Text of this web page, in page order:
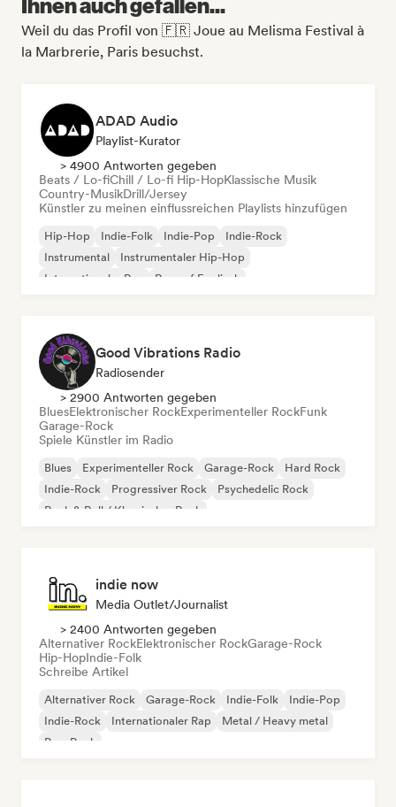
Weil du das Profil von 🇫🇷 Joue au Melisma Festival à
la Marbrerie, Paris besuchst.
ADAD Audio
Playlist-Kurator
> 4900 Antworten gegeben
Beats / Lo-fiChill / Lo-fi Hip-HopKlassische Musik
Country-MusikDrill/Jersey
Künstler zu meinen einflussreichen Playlists hinzufügen
Hip-Hop Indie-Folk Indie-Pop
Indie-Rock
Instrumental
Instrumentaler Hip-Hop
Internationaler Rap
Rap auf Englisch
Good Vibrations Radio
Radiosender
> 2900 Antworten gegeben
BluesElektronischer RockExperimenteller RockFunk
Garage-Rock
Spiele Künstler im Radio
Blues Experimenteller Rock Garage-Rock
Hard Rock
Indie-Rock
Progressiver Rock
Psychedelic Rock
Rock & Roll / Klassischer Rock
indie now
Media Outlet/Journalist
> 2400 Antworten gegeben
Alternativer RockElektronischer RockGarage-Rock
Hip-HopIndie-Folk
Schreibe Artikel
Alternativer Rock Garage-Rock Indie-Folk
Indie-Pop
Indie-Rock
Internationaler Rap
Metal / Heavy metal
Pop-Rock